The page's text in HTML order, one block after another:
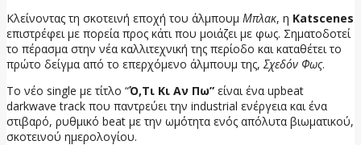
Κλείνοντας τη σκοτεινή εποχή του άλμπουμ Μπλακ, η Katscenes
επιστρέφει με πορεία προς κάτι που μοιάζει με φως. Σηματοδοτεί
το πέρασμα στην νέα καλλιτεχνική της περίοδο και καταθέτει το
πρώτο δείγμα από το επερχόμενο άλμπουμ της,Σχεδόν Φως.
Το νέο single με τίτλο “Ό,Τι Κι Aν Πω” είναι ένα upbeat
darkwave track που παντρεύει την industrial ενέργεια και ένα
στιβαρό, ρυθμικό beat με την ωμότητα ενός απόλυτα βιωματικού,
σκοτεινού ημερολογίου.